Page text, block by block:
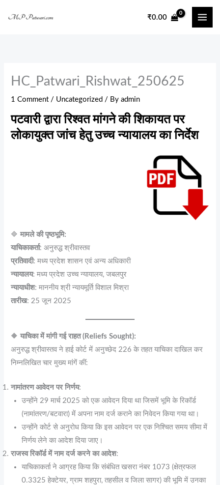
₹0.00
HC_Patwari_Rishwat_250625
1 Comment / Uncategorized / Byadmin
पटवारी द्वारा रिश्वत मांगने की शिकायत पर
लोकायुक्त जांच हेतु उच्च न्यायालय का निर्देश
🔷मामले की पृष्ठभूमि:
याचिकाकर्ता: अनुरुद्ध श्रीवास्तव
प्रतिवादी: मध्य प्रदेश शासन एवं अन्य अधिकारी
न्यायालय: मध्य प्रदेश उच्च न्यायालय, जबलपुर
न्यायाधीश: माननीय श्री न्यायमूर्ति विशाल मिश्रा
तारीख: 25 जून 2025
🔶याचिका में मांगी गई राहत (Reliefs Sought):
अनुरुद्ध श्रीवास्तव ने हाई कोर्ट में अनुच्छेद 226 के तहत याचिका दाखिल कर
निम्नलिखित चार मुख्य मांगें कीं:
नामांतरण आवेदन पर निर्णय:
उन्होंने 29 मार्च 2025 को एक आवेदन दिया था जिसमें भूमि के रिकॉर्ड
(नामांतरण/बटवारा) में अपना नाम दर्ज कराने का निवेदन किया गया था।
उन्होंने कोर्ट से अनुरोध किया कि इस आवेदन पर एक निश्चित समय सीमा में
निर्णय लेने का आदेश दिया जाए।
राजस्व रिकॉर्ड में नाम दर्ज करने का आदेश:
याचिकाकर्ता ने आग्रह किया कि संबंधित खसरा नंबर 1073 (क्षेत्रफल
0.3325 हेक्टेयर, ग्राम शहपुरा, तहसील व जिला सागर) की भूमि में उनका